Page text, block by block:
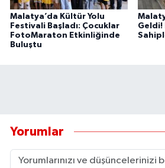
Malatya’da Kültür Yolu
Festivali Başladı: Çocuklar
FotoMaraton Etkinliğinde
Buluştu
Geldi!
Yorumlar